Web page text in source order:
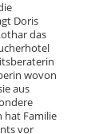
Doris
das
wovon
aus
hat Familie
vor